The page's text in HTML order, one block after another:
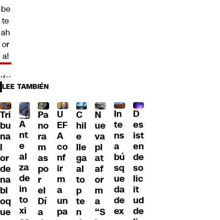
be
te
ah
or
a!
LEE TAMBIÉN
Tri
bu
na
l
or
de
na
bl
oq
ue
A
nt
e
al
za
de
in
to
xi
Pa
no
ra
m
as
po
r
el
Dí
a
U
EF
A
co
nf
ir
m
a
un
pa
C
hil
e
lle
ga
al
to
p
te
n
N
ue
va
pl
at
af
or
m
a
“S
In
te
ns
a
bú
sq
ue
da
de
ex
D
es
ist
en
de
so
lic
it
ud
de